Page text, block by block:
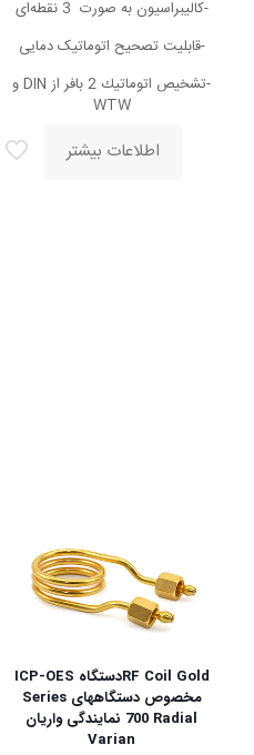
-کالیبراسیون به صورت 3 نقطه‌ای
-قابلیت تصحیح اتوماتیک دمایی
-تشخيص اتوماتيك 2 بافر از DIN و
WTW
اطلاعات بیشتر
RF Coil Goldدستگاه ICP-OES
مخصوص دستگاههای Series
700 Radial نمایندگی واریان
Varian